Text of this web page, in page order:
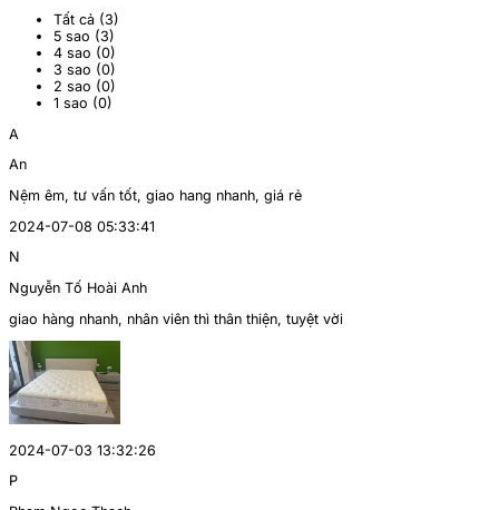
Tất cả (3)
5 sao (3)
4 sao (0)
3 sao (0)
2 sao (0)
1 sao (0)
A
An
Nệm êm, tư vấn tốt, giao hang nhanh, giá rẻ
2024-07-08 05:33:41
N
Nguyễn Tố Hoài Anh
giao hàng nhanh, nhân viên thì thân thiện, tuyệt vời
2024-07-03 13:32:26
P